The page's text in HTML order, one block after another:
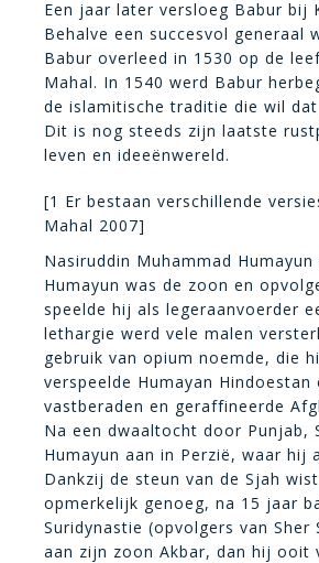
Een jaar later versloeg Babur bij
Behalve een succesvol generaal
Babur overleed in 1530 op de
Mahal. In 1540 werd Babur
de islamitische traditie die wil
Dit is nog steeds zijn laatste
leven en ideeënwereld.
[1 Er bestaan verschillende
Mahal 2007]
Nasiruddin Muhammad
Humayun was de zoon en
speelde hij als legeraanvoerder
lethargie werd vele malen
gebruik van opium noemde, die
verspeelde Humayan
vastberaden en geraffineerde
Na een dwaaltocht door Punjab,
Humayun aan in Perzië, waar hij
Dankzij de steun van de Sjah
opmerkelijk genoeg, na 15 jaar
Suridynastie (opvolgers van
aan zijn zoon Akbar, dan hij ooit